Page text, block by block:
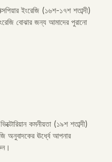
ইংরেজি (১৬শ-১৭শ শতাব্দী)
বোঝার জন্য আমাদের পুরানো
কমনীয়তা (১৯শ শতাব্দী)
অনুবাদকের ঊর্ধ্বে আপনার